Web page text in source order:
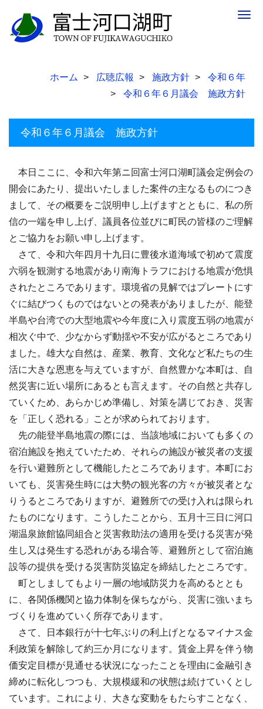
ホーム 広聴広報 施政方針
令和６年
令和６年６月議会 施政方針
令和６年６月議会 施政方針
本日ここに、令和六年第ニ回富士河口湖町議会定例会の
開会にあたり、提出いたしました案件の主なるものにつき
まして、その概要をご説明申し上げますとともに、私の所
信の一端を申し上げ、議員各位並びに町民の皆様のご理解
とご協力をお願い申し上げます。
さて、令和六年四月十九日に豊後水道海域で初めて震度
六弱を観測する地震があり南海トラフにおける地震が危惧
されたところであります。環境省の見解ではプレートにす
ぐに結びつくものではないとの発表がありましたが、能登
半島や台湾での大型地震や今年度に入り震度五弱の地震が
相次ぐ中で、少なからず動揺や不安が広がるところであり
ました。雄大な自然は、産業、教育、文化など私たちの生
活に大きな恩恵を与えていますが、自然豊かな本町は、自
然災害に近い場所にあるとも言えます。その自然と共存し
ていくため、あらかじめ準備し、対策を講じておき、災害
を「正しく恐れる」ことが求められております。
先の能登半島地震の際には、当該地域においても多くの
宿泊施設を抱えていたため、それらの施設が被災者の支援
を行い避難所として機能したところであります。本町にお
いても、災害発生時には大勢の観光客の方々が被災者とな
りうるところでありますが、避難所での受け入れは限られ
たものになります。こうしたことから、五月十三日に河口
湖温泉旅館協同組合と災害救助法の適用を受ける災害が発
生し又は発生する恐れがある場合等、避難所として宿泊施
設等の提供を受ける災害防災協定を締結したところです。
町としましてもより一層の地域防災力を高めるととも
に、各関係機関と協力体制を保ちながら、災害に強いまち
づくりを進めていく所存であります。
さて、日本銀行が十七年ぶりの利上げとなるマイナス金
利政策を解除して約三か月になります。賃金上昇を伴う物
価安定目標が見通せる状況になったことを理由に金融引き
締めに転化しつつも、大規模緩和の状態は続けていくとし
ています。これにより、大きな変動をもたらすことなく、